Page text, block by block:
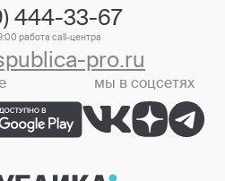
444-33-67
работа call-центра
pro.ru
мы в соцсетях